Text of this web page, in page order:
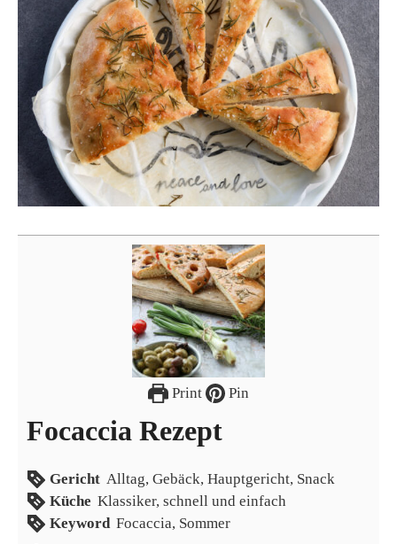
Print Pin
Focaccia Rezept
Gericht Alltag, Gebäck, Hauptgericht, Snack
Küche Klassiker, schnell und einfach
Keyword Focaccia, Sommer